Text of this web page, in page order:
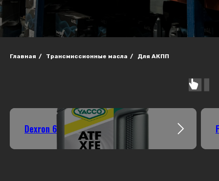
Главная / Трансмиссионные масла / Для АКПП
Dexron 6